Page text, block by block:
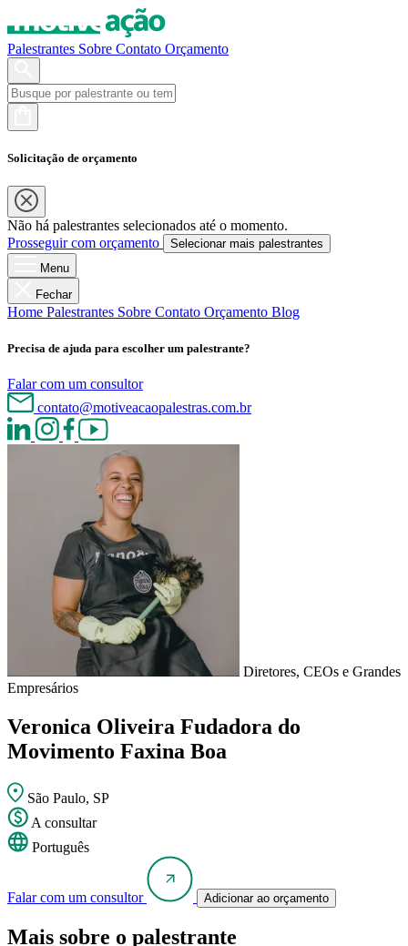
Palestrantes Sobre Contato Orçamento
Solicitação de orçamento
Não há palestrantes selecionados até o momento.
Prosseguir com orçamento
Selecionar mais palestrantes
Menu
Fechar
Home Palestrantes Sobre Contato Orçamento Blog
Precisa de ajuda para escolher um palestrante?
Falar com um consultor
contato@motiveacaopalestras.com.br
Diretores, CEOs e Grandes
Empresários
Veronica Oliveira Fudadora do
Movimento Faxina Boa
São Paulo, SP
A consultar
Português
Falar com um consultor Adicionar ao orçamento
Mais sobre o palestrante